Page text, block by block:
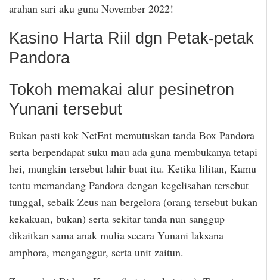
arahan sari aku guna November 2022!
Kasino Harta Riil dgn Petak-petak
Pandora
Tokoh memakai alur pesinetron
Yunani tersebut
Bukan pasti kok NetEnt memutuskan tanda Box Pandora
serta berpendapat suku mau ada guna membukanya tetapi
hei, mungkin tersebut lahir buat itu. Ketika lilitan, Kamu
tentu memandang Pandora dengan kegelisahan tersebut
tunggal, sebaik Zeus nan bergelora (orang tersebut bukan
kekakuan, bukan) serta sekitar tanda nun sanggup
dikaitkan sama anak mulia secara Yunani laksana
amphora, menganggur, serta unit zaitun.